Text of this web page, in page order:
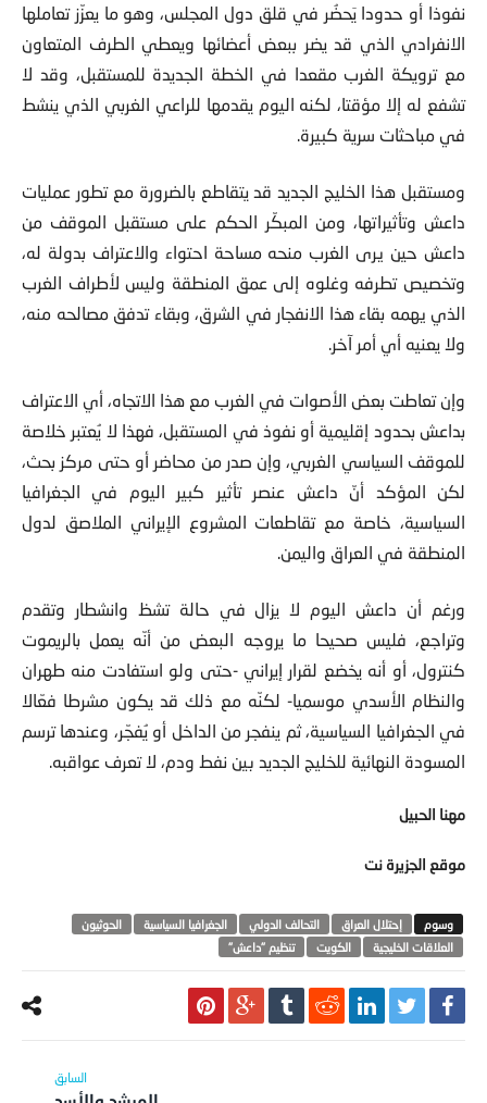
نفوذا أو حدودا يَحضُر في قلق دول المجلس، وهو ما يعزّز تعاملها
الانفرادي الذي قد يضر ببعض أعضائها ويعطي الطرف المتعاون
مع ترويكة الغرب مقعدا في الخطة الجديدة للمستقبل، وقد لا
تشفع له إلا مؤقتا، لكنه اليوم يقدمها للراعي الغربي الذي ينشط
في مباحثات سرية كبيرة.
ومستقبل هذا الخليج الجديد قد يتقاطع بالضرورة مع تطور عمليات
داعش وتأثيراتها، ومن المبكّر الحكم على مستقبل الموقف من
داعش حين يرى الغرب منحه مساحة احتواء والاعتراف بدولة له،
وتخصيص تطرفه وغلوه إلى عمق المنطقة وليس لأطراف الغرب
الذي يهمه بقاء هذا الانفجار في الشرق، وبقاء تدفق مصالحه منه،
ولا يعنيه أي أمر آخر.
وإن تعاطت بعض الأصوات في الغرب مع هذا الاتجاه، أي الاعتراف
بداعش بحدود إقليمية أو نفوذ في المستقبل، فهذا لا يُعتبر خلاصة
للموقف السياسي الغربي، وإن صدر من محاضر أو حتى مركز بحث،
لكن المؤكد أنّ داعش عنصر تأثير كبير اليوم في الجغرافيا
السياسية، خاصة مع تقاطعات المشروع الإيراني الملاصق لدول
المنطقة في العراق واليمن.
ورغم أن داعش اليوم لا يزال في حالة تشظ وانشطار وتقدم
وتراجع، فليس صحيحا ما يروجه البعض من أنّه يعمل بالريموت
كنترول، أو أنه يخضع لقرار إيراني -حتى ولو استفادت منه طهران
والنظام الأسدي موسميا- لكنّه مع ذلك قد يكون مشرطا فعّالا
في الجغرافيا السياسية، ثم ينفجر من الداخل أو يُفجّر، وعندها ترسم
المسودة النهائية للخليج الجديد بين نفط ودم، لا تعرف عواقبه.
مهنا الحبيل
موقع الجزيرة نت
إحتلال العراق التحالف الدولي الجغرافيا السياسية
الحوثيون
العلاقات الخليجية
الكويت تنظيم "داعش"